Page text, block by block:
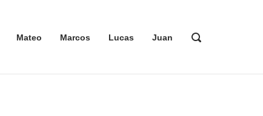
Mateo Marcos Lucas Juan
ABRIR
DE